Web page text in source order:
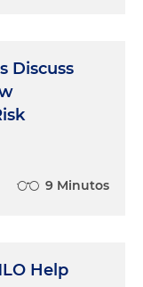
Discuss
9 Minutos
Help